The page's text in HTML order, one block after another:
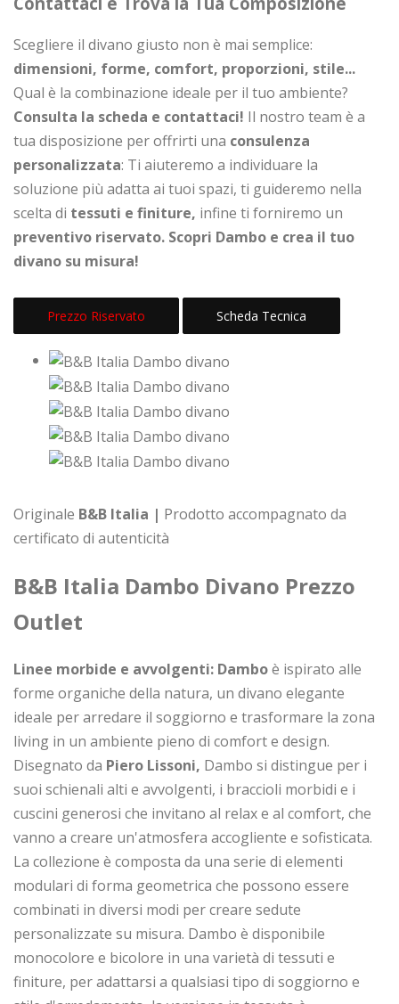
Scegliere il divano giusto non è mai semplice:
dimensioni, forme, comfort, proporzioni, stile...
Qual è la combinazione ideale per il tuo ambiente?
Consulta la scheda e contattaci! Il nostro team è a
tua disposizione per offrirti una consulenza
personalizzata: Ti aiuteremo a individuare la
soluzione più adatta ai tuoi spazi, ti guideremo nella
scelta di tessuti e finiture, infine ti forniremo un
preventivo riservato. Scopri Dambo e crea il tuo
divano su misura!
Prezzo Riservato Scheda Tecnica
Originale B&B Italia | Prodotto accompagnato da
certificato di autenticità
B&B Italia Dambo Divano Prezzo
Outlet
Linee morbide e avvolgenti: Damboè ispirato alle
forme organiche della natura, un divano elegante
ideale per arredare il soggiorno e trasformare la zona
living in un ambiente pieno di comfort e design.
Disegnato da Piero Lissoni, Dambo si distingue per i
suoi schienali alti e avvolgenti, i braccioli morbidi e i
cuscini generosi che invitano al relax e al comfort, che
vanno a creare un'atmosfera accogliente e sofisticata.
La collezione è composta da una serie di elementi
modulari di forma geometrica che possono essere
combinati in diversi modi per creare sedute
personalizzate su misura. Dambo è disponibile
monocolore e bicolore in una varietà di tessuti e
finiture, per adattarsi a qualsiasi tipo di soggiorno e